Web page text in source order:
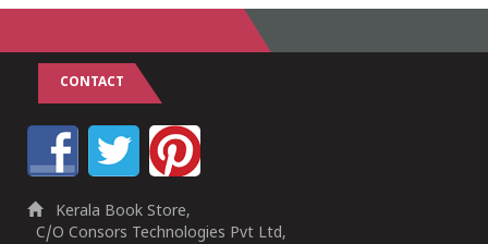
CONTACT
Kerala Book Store,
C/O Consors Technologies Pvt Ltd,